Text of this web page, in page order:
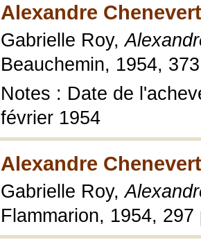
Alexandre
Gabrielle Roy,
Beauchemin, 1954,
Notes : Date de
février 1954
Alexandre
Gabrielle Roy,
Flammarion, 1954,